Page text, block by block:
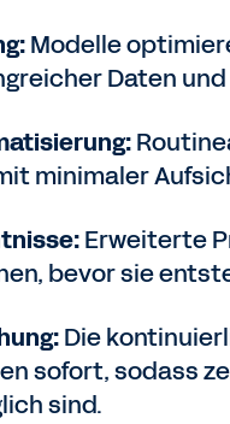
Modelle
Daten
minimaler
Erweiterte
bevor sie
Die
sofort, sodass
sind.